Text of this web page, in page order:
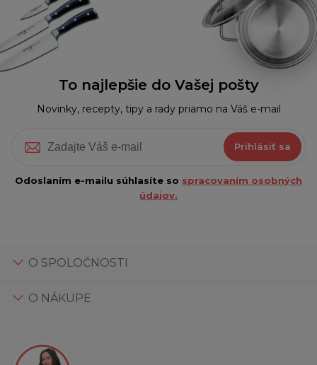
To najlepšie do Vašej pošty
Novinky, recepty, tipy a rady priamo na Váš e-mail
Prihlásiť sa
Odoslaním e-mailu súhlasíte so spracovaním osobných
údajov.
O SPOLOČNOSTI
O NÁKUPE